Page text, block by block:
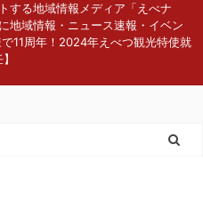
する地域情報メディア「えべナ
域情報・ニュース速報・イベン
11周年！2024年えべつ観光特使就